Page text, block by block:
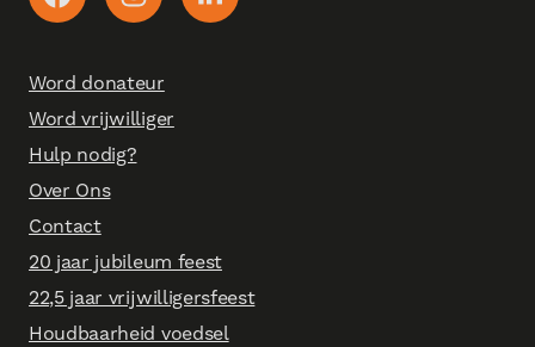
Word donateur
Word vrijwilliger
Hulp nodig?
Over Ons
Contact
20 jaar jubileum feest
22,5 jaar vrijwilligersfeest
Houdbaarheid voedsel